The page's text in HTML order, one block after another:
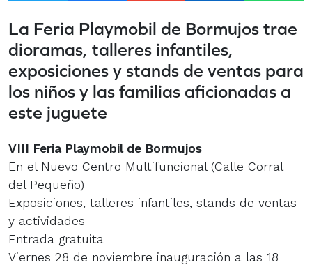
La Feria Playmobil de Bormujos trae
dioramas, talleres infantiles,
exposiciones y stands de ventas para
los niños y las familias aficionadas a
este juguete
VIII Feria Playmobil de Bormujos
En el Nuevo Centro Multifuncional (Calle Corral
del Pequeño)
Exposiciones, talleres infantiles, stands de ventas
y actividades
Entrada gratuita
Viernes 28 de noviembre inauguración a las 18